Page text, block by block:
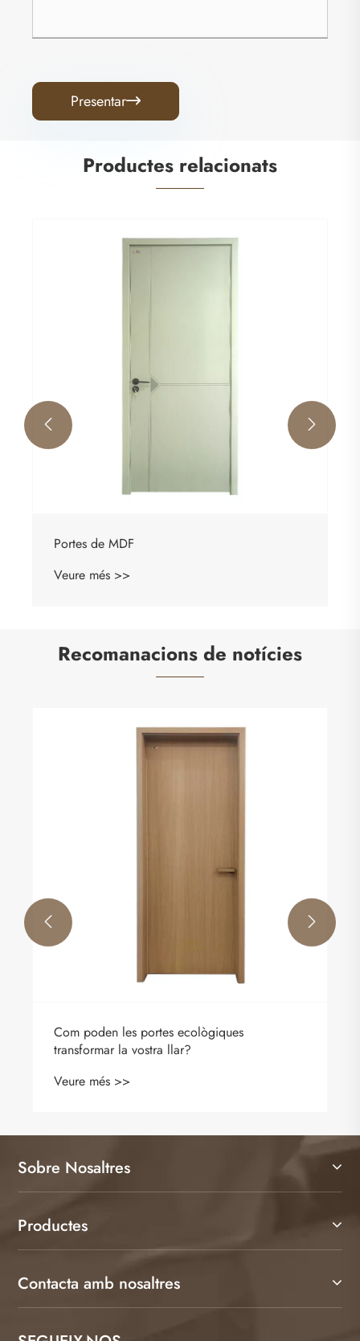
Presentar
Productes relacionats
Portes de MDF
Veure més >>
 
Recomanacions de notícies
Com poden les portes ecològiques
transformar la vostra llar?
Veure més >>
 
Sobre Nosaltres
Productes
Contacta amb nosaltres